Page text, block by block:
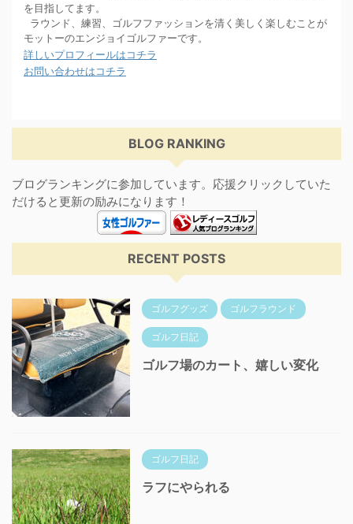
を目指してます。
ラウンド、練習、ゴルフファッションを清く美しく楽しむことが
モットーのエンジョイゴルファーです。
詳しいプロフィールはコチラ
お問い合わせはコチラ
BLOG RANKING
ブログランキングに参加しています。応援クリックしていた
だけると更新の励みになります！
RECENT POSTS
ゴルフグッズ ゴルフラウンド
ゴルフ日記
ゴルフ場のカート、嬉しい変化
ゴルフ日記
ラフにやられる